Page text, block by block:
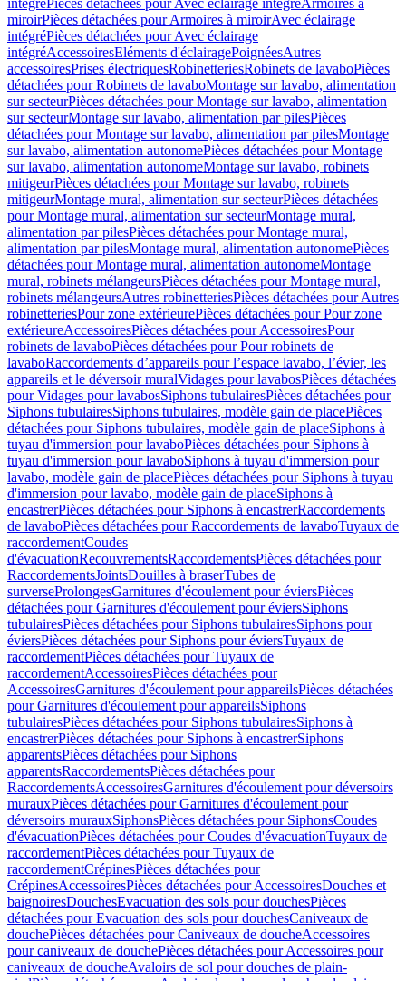
intégréPièces détachées pour Avec éclairage intégréArmoires à
miroirPièces détachées pour Armoires à miroirAvec éclairage
intégréPièces détachées pour Avec éclairage
intégréAccessoiresEléments d'éclairagePoignéesAutres
accessoiresPrises électriquesRobinetteriesRobinets de lavaboPièces
détachées pour Robinets de lavaboMontage sur lavabo, alimentation
sur secteurPièces détachées pour Montage sur lavabo, alimentation
sur secteurMontage sur lavabo, alimentation par pilesPièces
détachées pour Montage sur lavabo, alimentation par pilesMontage
sur lavabo, alimentation autonomePièces détachées pour Montage
sur lavabo, alimentation autonomeMontage sur lavabo, robinets
mitigeurPièces détachées pour Montage sur lavabo, robinets
mitigeurMontage mural, alimentation sur secteurPièces détachées
pour Montage mural, alimentation sur secteurMontage mural,
alimentation par pilesPièces détachées pour Montage mural,
alimentation par pilesMontage mural, alimentation autonomePièces
détachées pour Montage mural, alimentation autonomeMontage
mural, robinets mélangeursPièces détachées pour Montage mural,
robinets mélangeursAutres robinetteriesPièces détachées pour Autres
robinetteriesPour zone extérieurePièces détachées pour Pour zone
extérieureAccessoiresPièces détachées pour AccessoiresPour
robinets de lavaboPièces détachées pour Pour robinets de
lavaboRaccordements d’appareils pour l’espace lavabo, l’évier, les
appareils et le déversoir muralVidages pour lavabosPièces détachées
pour Vidages pour lavabosSiphons tubulairesPièces détachées pour
Siphons tubulairesSiphons tubulaires, modèle gain de placePièces
détachées pour Siphons tubulaires, modèle gain de placeSiphons à
tuyau d'immersion pour lavaboPièces détachées pour Siphons à
tuyau d'immersion pour lavaboSiphons à tuyau d'immersion pour
lavabo, modèle gain de placePièces détachées pour Siphons à tuyau
d'immersion pour lavabo, modèle gain de placeSiphons à
encastrerPièces détachées pour Siphons à encastrerRaccordements
de lavaboPièces détachées pour Raccordements de lavaboTuyaux de
raccordementCoudes
d'évacuationRecouvrementsRaccordementsPièces détachées pour
RaccordementsJointsDouilles à braserTubes de
surverseProlongesGarnitures d'écoulement pour éviersPièces
détachées pour Garnitures d'écoulement pour éviersSiphons
tubulairesPièces détachées pour Siphons tubulairesSiphons pour
éviersPièces détachées pour Siphons pour éviersTuyaux de
raccordementPièces détachées pour Tuyaux de
raccordementAccessoiresPièces détachées pour
AccessoiresGarnitures d'écoulement pour appareilsPièces détachées
pour Garnitures d'écoulement pour appareilsSiphons
tubulairesPièces détachées pour Siphons tubulairesSiphons à
encastrerPièces détachées pour Siphons à encastrerSiphons
apparentsPièces détachées pour Siphons
apparentsRaccordementsPièces détachées pour
RaccordementsAccessoiresGarnitures d'écoulement pour déversoirs
murauxPièces détachées pour Garnitures d'écoulement pour
déversoirs murauxSiphonsPièces détachées pour SiphonsCoudes
d'évacuationPièces détachées pour Coudes d'évacuationTuyaux de
raccordementPièces détachées pour Tuyaux de
raccordementCrépinesPièces détachées pour
CrépinesAccessoiresPièces détachées pour AccessoiresDouches et
baignoiresDouchesEvacuation des sols pour douchesPièces
détachées pour Evacuation des sols pour douchesCaniveaux de
douchePièces détachées pour Caniveaux de doucheAccessoires
pour caniveaux de douchePièces détachées pour Accessoires pour
caniveaux de doucheAvaloirs de sol pour douches de plain-